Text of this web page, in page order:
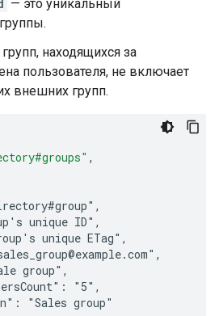
— это уникальный
находящихся за
пользователя, не включает
внешних групп.
,
unique ID",
unique ETag",
group",
"5",
"Sales group"